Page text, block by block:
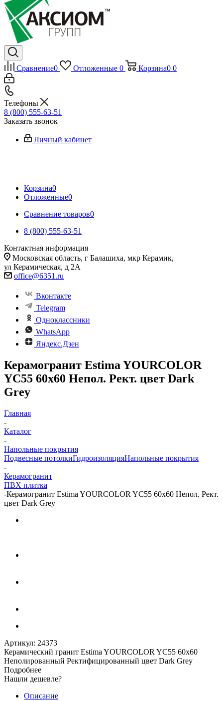
Сравнение0 Отложенные 0 Корзина0 0
Телефоны
8 (800) 555-63-51
Заказать звонок
Личный кабинет
Корзина0
Отложенные0
Сравнение товаров0
8 (800) 555-63-51
Контактная информация
Московская область, г Балашиха, мкр Керамик,
ул Керамическая, д 2А
office@6351.ru
Вконтакте
Telegram
Одноклассники
WhatsApp
Яндекс.Дзен
Керамогранит Estima YOURCOLOR
YC55 60x60 Непол. Рект. цвет Dark
Grey
Главная
-
Каталог
-
Напольные покрытия
Подвесные потолкиГидроизоляцияНапольные покрытия
-
Керамогранит
ПВХ плитка
-Керамогранит Estima YOURCOLOR YC55 60x60 Непол. Рект.
цвет Dark Grey
Артикул: 24373
Керамический гранит Estima YOURCOLOR YC55 60x60
Неполированный Ректифицированный цвет Dark Grey
Подробнее
Нашли дешевле?
Описание